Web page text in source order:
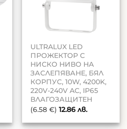
ULTRALUX LED
ПРОЖЕКТОР С
НИСКО НИВО НА
ЗАСЛЕПЯВАНЕ, БЯЛ
КОРПУС, 10W, 4200K,
220V-240V AC, IP65
ВЛАГОЗАЩИТЕН
(6.58 €) 12.86лв.